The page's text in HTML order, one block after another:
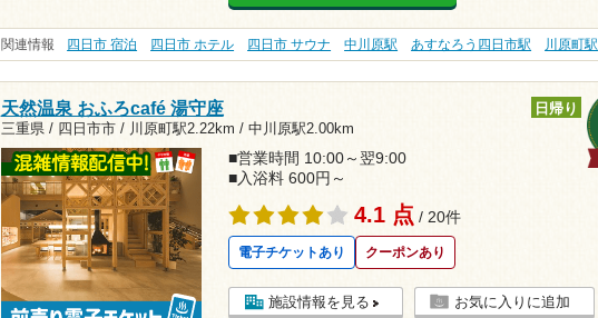
関連情報 四日市 宿泊 四日市 ホテル 四日市 サウナ 中川原駅 あすなろう四日市駅 川原町駅
天然温泉 おふろcafé 湯守座
三重県 / 四日市市 / 川原町駅2.22km / 中川原駅2.00km
日帰り
■営業時間 10:00～翌9:00
■入浴料 600円～
4.1 点 / 20件
電子チケットあり クーポンあり
施設情報を見る お気に入りに追加